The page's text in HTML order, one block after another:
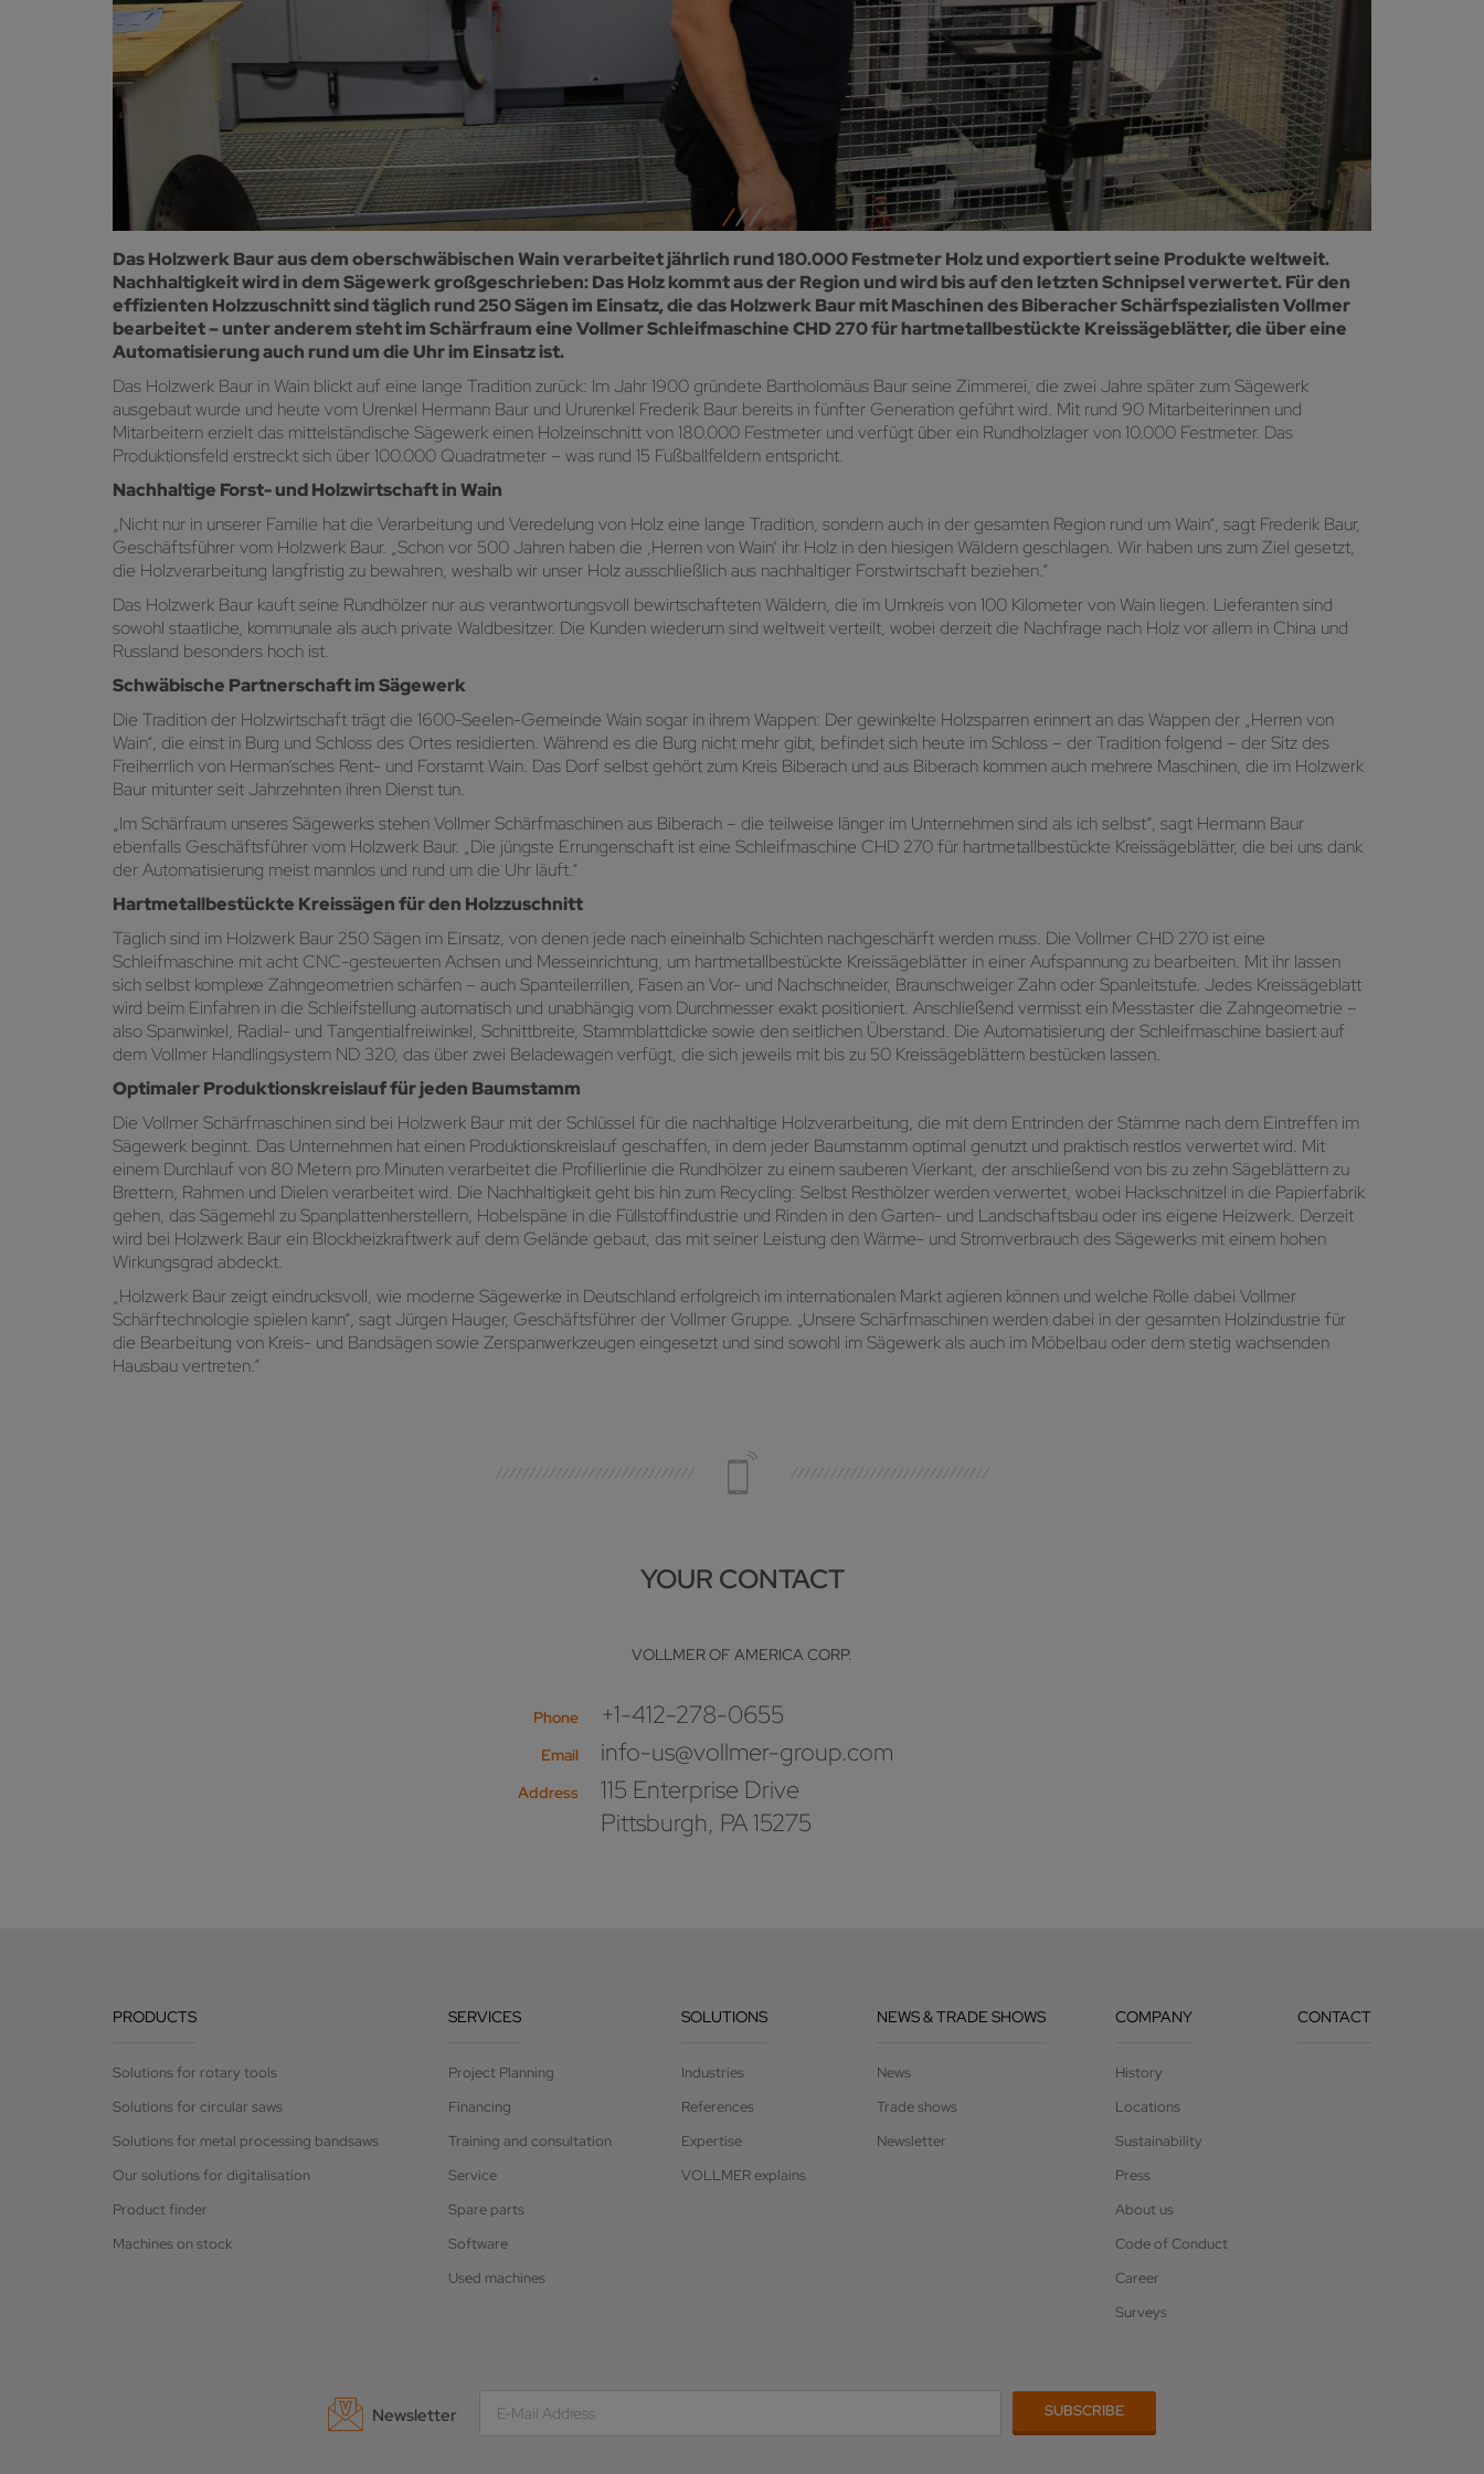
Das Holzwerk Baur aus dem oberschwäbischen Wain verarbeitet jährlich rund 180.000 Festmeter Holz und exportiert seine Produkte weltweit.
Nachhaltigkeit wird in dem Sägewerk großgeschrieben: Das Holz kommt aus der Region und wird bis auf den letzten Schnipsel verwertet. Für den
effizienten Holzzuschnitt sind täglich rund 250 Sägen im Einsatz, die das Holzwerk Baur mit Maschinen des Biberacher Schärfspezialisten Vollmer
bearbeitet – unter anderem steht im Schärfraum eine Vollmer Schleifmaschine CHD 270 für hartmetallbestückte Kreissägeblätter, die über eine
Automatisierung auch rund um die Uhr im Einsatz ist.
Das Holzwerk Baur in Wain blickt auf eine lange Tradition zurück: Im Jahr 1900 gründete Bartholomäus Baur seine Zimmerei, die zwei Jahre später zum Sägewerk
ausgebaut wurde und heute vom Urenkel Hermann Baur und Ururenkel Frederik Baur bereits in fünfter Generation geführt wird. Mit rund 90 Mitarbeiterinnen und
Mitarbeitern erzielt das mittelständische Sägewerk einen Holzeinschnitt von 180.000 Festmeter und verfügt über ein Rundholzlager von 10.000 Festmeter. Das
Produktionsfeld erstreckt sich über 100.000 Quadratmeter – was rund 15 Fußballfeldern entspricht.
Nachhaltige Forst- und Holzwirtschaft in Wain
„Nicht nur in unserer Familie hat die Verarbeitung und Veredelung von Holz eine lange Tradition, sondern auch in der gesamten Region rund um Wain“, sagt Frederik Baur,
Geschäftsführer vom Holzwerk Baur. „Schon vor 500 Jahren haben die ,Herren von Wain‘ ihr Holz in den hiesigen Wäldern geschlagen. Wir haben uns zum Ziel gesetzt,
die Holzverarbeitung langfristig zu bewahren, weshalb wir unser Holz ausschließlich aus nachhaltiger Forstwirtschaft beziehen.“
Das Holzwerk Baur kauft seine Rundhölzer nur aus verantwortungsvoll bewirtschafteten Wäldern, die im Umkreis von 100 Kilometer von Wain liegen. Lieferanten sind
sowohl staatliche, kommunale als auch private Waldbesitzer. Die Kunden wiederum sind weltweit verteilt, wobei derzeit die Nachfrage nach Holz vor allem in China und
Russland besonders hoch ist.
Schwäbische Partnerschaft im Sägewerk
Die Tradition der Holzwirtschaft trägt die 1600-Seelen-Gemeinde Wain sogar in ihrem Wappen: Der gewinkelte Holzsparren erinnert an das Wappen der „Herren von
Wain“, die einst in Burg und Schloss des Ortes residierten. Während es die Burg nicht mehr gibt, befindet sich heute im Schloss – der Tradition folgend – der Sitz des
Freiherrlich von Herman’sches Rent- und Forstamt Wain. Das Dorf selbst gehört zum Kreis Biberach und aus Biberach kommen auch mehrere Maschinen, die im Holzwerk
Baur mitunter seit Jahrzehnten ihren Dienst tun.
„Im Schärfraum unseres Sägewerks stehen Vollmer Schärfmaschinen aus Biberach – die teilweise länger im Unternehmen sind als ich selbst“, sagt Hermann Baur
ebenfalls Geschäftsführer vom Holzwerk Baur. „Die jüngste Errungenschaft ist eine Schleifmaschine CHD 270 für hartmetallbestückte Kreissägeblätter, die bei uns dank
der Automatisierung meist mannlos und rund um die Uhr läuft.“
Hartmetallbestückte Kreissägen für den Holzzuschnitt
Täglich sind im Holzwerk Baur 250 Sägen im Einsatz, von denen jede nach eineinhalb Schichten nachgeschärft werden muss. Die Vollmer CHD 270 ist eine
Schleifmaschine mit acht CNC-gesteuerten Achsen und Messeinrichtung, um hartmetallbestückte Kreissägeblätter in einer Aufspannung zu bearbeiten. Mit ihr lassen
sich selbst komplexe Zahngeometrien schärfen – auch Spanteilerrillen, Fasen an Vor- und Nachschneider, Braunschweiger Zahn oder Spanleitstufe. Jedes Kreissägeblatt
wird beim Einfahren in die Schleifstellung automatisch und unabhängig vom Durchmesser exakt positioniert. Anschließend vermisst ein Messtaster die Zahngeometrie –
also Spanwinkel, Radial- und Tangentialfreiwinkel, Schnittbreite, Stammblattdicke sowie den seitlichen Überstand. Die Automatisierung der Schleifmaschine basiert auf
dem Vollmer Handlingsystem ND 320, das über zwei Beladewagen verfügt, die sich jeweils mit bis zu 50 Kreissägeblättern bestücken lassen.
Optimaler Produktionskreislauf für jeden Baumstamm
Die Vollmer Schärfmaschinen sind bei Holzwerk Baur mit der Schlüssel für die nachhaltige Holzverarbeitung, die mit dem Entrinden der Stämme nach dem Eintreffen im
Sägewerk beginnt. Das Unternehmen hat einen Produktionskreislauf geschaffen, in dem jeder Baumstamm optimal genutzt und praktisch restlos verwertet wird. Mit
einem Durchlauf von 80 Metern pro Minuten verarbeitet die Profilierlinie die Rundhölzer zu einem sauberen Vierkant, der anschließend von bis zu zehn Sägeblättern zu
Brettern, Rahmen und Dielen verarbeitet wird. Die Nachhaltigkeit geht bis hin zum Recycling: Selbst Resthölzer werden verwertet, wobei Hackschnitzel in die Papierfabrik
gehen, das Sägemehl zu Spanplattenherstellern, Hobelspäne in die Füllstoffindustrie und Rinden in den Garten- und Landschaftsbau oder ins eigene Heizwerk. Derzeit
wird bei Holzwerk Baur ein Blockheizkraftwerk auf dem Gelände gebaut, das mit seiner Leistung den Wärme- und Stromverbrauch des Sägewerks mit einem hohen
Wirkungsgrad abdeckt.
„Holzwerk Baur zeigt eindrucksvoll, wie moderne Sägewerke in Deutschland erfolgreich im internationalen Markt agieren können und welche Rolle dabei Vollmer
Schärftechnologie spielen kann“, sagt Jürgen Hauger, Geschäftsführer der Vollmer Gruppe. „Unsere Schärfmaschinen werden dabei in der gesamten Holzindustrie für
die Bearbeitung von Kreis- und Bandsägen sowie Zerspanwerkzeugen eingesetzt und sind sowohl im Sägewerk als auch im Möbelbau oder dem stetig wachsenden
Hausbau vertreten.“
YOUR CONTACT
VOLLMER OF AMERICA CORP.
Phone +1-412-278-0655
Email info-us@vollmer-group.com
Address
115 Enterprise Drive
Pittsburgh, PA 15275
PRODUCTS
Solutions for rotary tools
Solutions for circular saws
Solutions for metal processing bandsaws
Our solutions for digitalisation
Product finder
Machines on stock
SERVICES
Project Planning
Financing
Training and consultation
Service
Spare parts
Software
Used machines
SOLUTIONS
Industries
References
Expertise
VOLLMER explains
NEWS & TRADE SHOWS
News
Trade shows
Newsletter
COMPANY
History
Locations
Sustainability
Press
About us
Code of Conduct
Career
Surveys
CONTACT
Newsletter